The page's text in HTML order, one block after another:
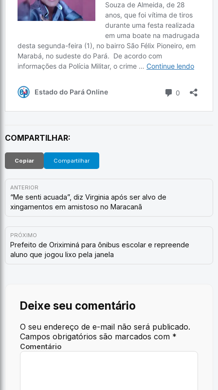
COMPARTILHAR:
Copiar Compartilhar
ANTERIOR
“Me senti acuada”, diz Virginia após ser alvo de
xingamentos em amistoso no Maracanã
PRÓXIMO
Prefeito de Oriximiná para ônibus escolar e repreende
aluno que jogou lixo pela janela
Deixe seu comentário
O seu endereço de e-mail não será publicado.
Campos obrigatórios são marcados com *
Comentário